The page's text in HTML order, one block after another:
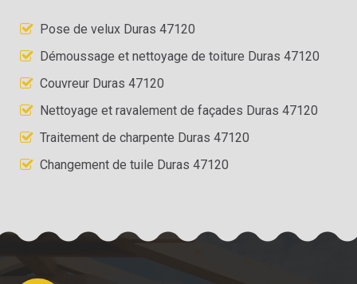
Pose de velux Duras 47120
Démoussage et nettoyage de toiture Duras 47120
Couvreur Duras 47120
Nettoyage et ravalement de façades Duras 47120
Traitement de charpente Duras 47120
Changement de tuile Duras 47120